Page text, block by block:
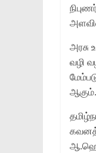
அரசு
வழி
ஆகும்.